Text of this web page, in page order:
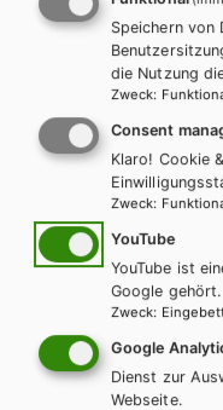
a
n
g
a
m
HAK/HAS
Descubramos el
interlingual, Lehr-
interaktiver CD-
Speichern von
die Nutzung
Zweck:
Consent
Klaro! Cookie
Zweck:
YouTube
YouTube ist
Google gehört.
Zweck:
Google
Dienst zur
Webseite.